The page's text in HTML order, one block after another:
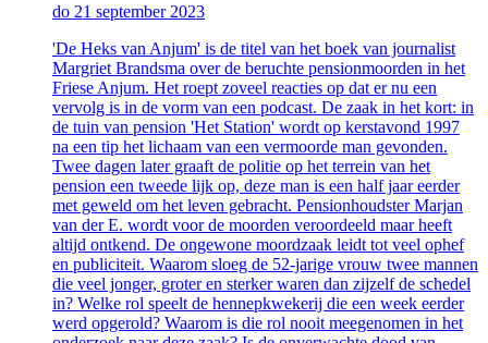
do 21 september 2023
'De Heks van Anjum' is de titel van het boek van journalist
Margriet Brandsma over de beruchte pensionmoorden in het
Friese Anjum. Het roept zoveel reacties op dat er nu een
vervolg is in de vorm van een podcast. De zaak in het kort: in
de tuin van pension 'Het Station' wordt op kerstavond 1997
na een tip het lichaam van een vermoorde man gevonden.
Twee dagen later graaft de politie op het terrein van het
pension een tweede lijk op, deze man is een half jaar eerder
met geweld om het leven gebracht. Pensionhoudster Marjan
van der E. wordt voor de moorden veroordeeld maar heeft
altijd ontkend. De ongewone moordzaak leidt tot veel ophef
en publiciteit. Waarom sloeg de 52-jarige vrouw twee mannen
die veel jonger, groter en sterker waren dan zijzelf de schedel
in? Welke rol speelt de hennepkwekerij die een week eerder
werd opgerold? Waarom is die rol nooit meegenomen in het